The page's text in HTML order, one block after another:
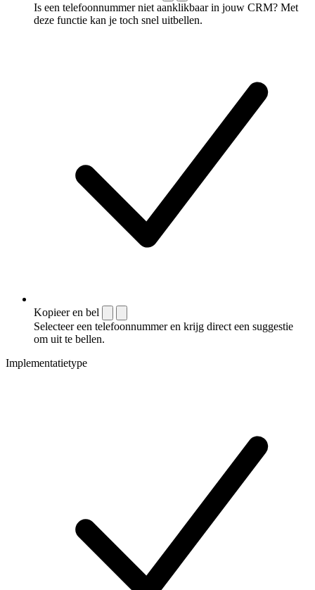
Is een telefoonnummer niet aanklikbaar in jouw CRM? Met
deze functie kan je toch snel uitbellen.
Kopieer en bel
Selecteer een telefoonnummer en krijg direct een suggestie
om uit te bellen.
Implementatietype